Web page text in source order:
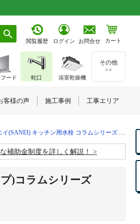
閲覧履歴 ログイン お問合せ カート
(SANEI) キッチン用水栓 コラムシリーズ ｜K875JDVZ-1
補助金制度を詳しく解説！
)コラムシリーズ
ード 蛇口 浴室乾燥機
その他
>>
客様の声 施工事例 工事エリア